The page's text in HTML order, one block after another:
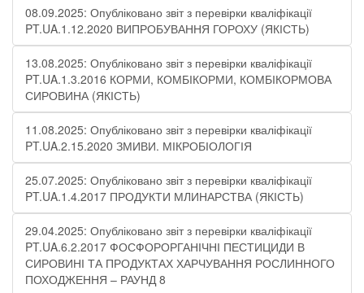
08.09.2025: Опубліковано звіт з перевірки кваліфікації
PT.UA.1.12.2020 ВИПРОБУВАННЯ ГОРОХУ (ЯКІСТЬ)
13.08.2025: Опубліковано звіт з перевірки кваліфікації
PT.UA.1.3.2016 КОРМИ, КОМБІКОРМИ, КОМБІКОРМОВА
СИРОВИНА (ЯКІСТЬ)
11.08.2025: Опубліковано звіт з перевірки кваліфікації
PT.UA.2.15.2020 ЗМИВИ. МІКРОБІОЛОГІЯ
25.07.2025: Опубліковано звіт з перевірки кваліфікації
PT.UA.1.4.2017 ПРОДУКТИ МЛИНАРСТВА (ЯКІСТЬ)
29.04.2025: Опубліковано звіт з перевірки кваліфікації
PT.UA.6.2.2017 ФОСФОРОРГАНІЧНІ ПЕСТИЦИДИ В
СИРОВИНІ ТА ПРОДУКТАХ ХАРЧУВАННЯ РОСЛИННОГО
ПОХОДЖЕННЯ – РАУНД 8